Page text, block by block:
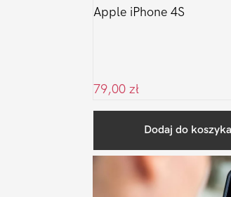
Apple iPhone 4S
79,00 zł
Dodaj do koszyka